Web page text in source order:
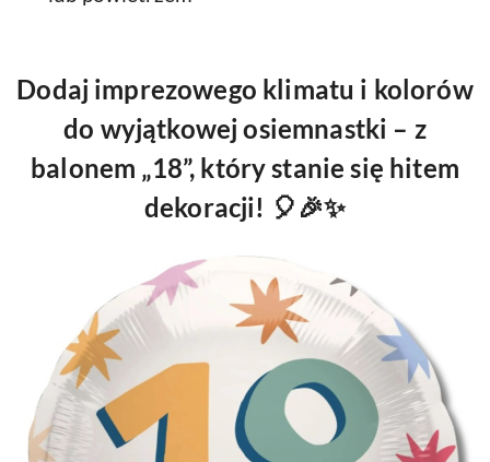
Dodaj imprezowego klimatu i kolorów
do wyjątkowej osiemnastki – z
balonem „18”, który stanie się hitem
dekoracji! 🎈🎉✨